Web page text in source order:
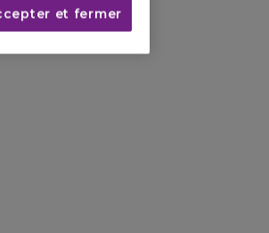
et fermer